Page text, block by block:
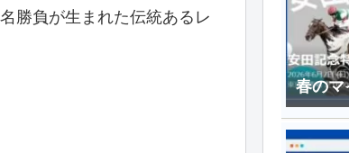
勝負が生まれた伝統あるレ
春のマ